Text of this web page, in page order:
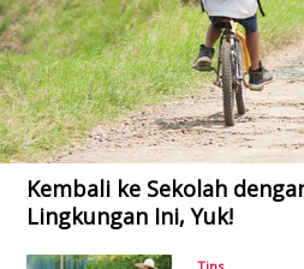
Kembali ke Sekolah
Lingkungan Ini, Yuk!